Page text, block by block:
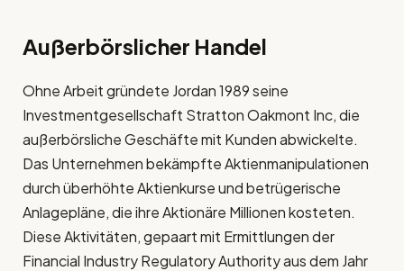
Außerbörslicher Handel
Ohne Arbeit gründete Jordan 1989 seine
Investmentgesellschaft Stratton Oakmont Inc, die
außerbörsliche Geschäfte mit Kunden abwickelte.
Das Unternehmen bekämpfte Aktienmanipulationen
durch überhöhte Aktienkurse und betrügerische
Anlagepläne, die ihre Aktionäre Millionen kosteten.
Diese Aktivitäten, gepaart mit Ermittlungen der
Financial Industry Regulatory Authority aus dem Jahr